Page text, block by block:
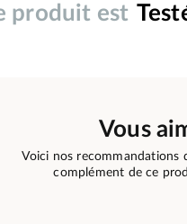
produit est
Vous
Voici nos recommandations
complément de ce